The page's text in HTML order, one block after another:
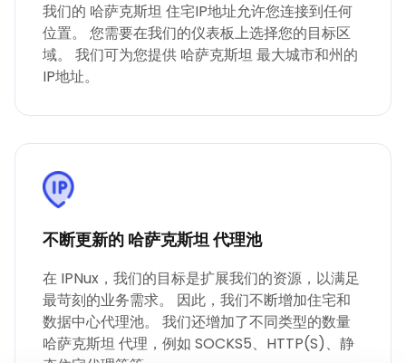
我们的 哈萨克斯坦 住宅IP地址允许您连接到任何
位置。 您需要在我们的仪表板上选择您的目标区
域。 我们可为您提供 哈萨克斯坦 最大城市和州的
IP地址。
不断更新的 哈萨克斯坦 代理池
在 IPNux，我们的目标是扩展我们的资源，以满足
最苛刻的业务需求。 因此，我们不断增加住宅和
数据中心代理池。 我们还增加了不同类型的数量
哈萨克斯坦 代理，例如 SOCKS5、HTTP(S)、静